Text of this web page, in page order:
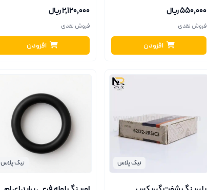
۵۵۰٬۰۰۰ ریال
فروش نقدی
افزودن
۲٬۱۲۰٬۰۰۰ ریال
فروش نقدی
افزودن
نیک پلاس نیک پلاس